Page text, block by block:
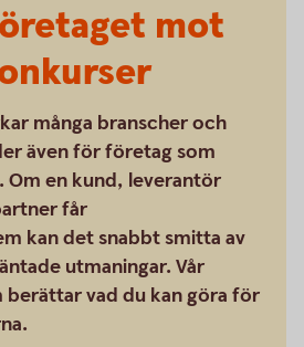
mot
många branscher och
även för företag som
Om en kund, leverantör
får
kan det snabbt smitta av
utmaningar. Vår
vad du kan göra för